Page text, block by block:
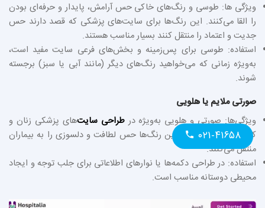
ویژگی‌ ها: طوسی و رنگ‌های خاکی حس آرامش، پایدار و حرفه‌ای بودن
را القا می‌کنند. این رنگ‌ها برای سایت‌های پزشکی که قصد دارند حس
جدیت و اعتماد را منتقل کنند بسیار مناسب هستند.
استفاده: طوسی برای پس‌زمینه و بخش‌های فرعی سایت مفید است،
به‌ویژه زمانی که می‌خواهید رنگ‌های دیگر (مانند آبی یا سبز) برجسته
شوند.
صورتی ملایم یا هلویی
ویژگی‌ها: صورتی و هلویی به‌ویژه درطراحی سایت‌های پزشکی زنان و
کودکان به‌کار می‌روند. این رنگ‌ها حس لطافت و دلسوزی را به بیماران
منتقل می‌کنند.
استفاده: در طراحی دکمه‌ها یا نوارهای اطلاعاتی برای جلب توجه و ایجاد
محیطی دوستانه مناسب است.
۰۲۱-۴۱۶۵۸